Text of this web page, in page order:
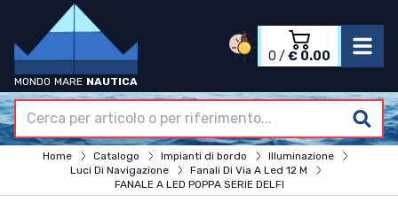
MONDO MARE NAUTICA
0 / € 0.00
Accedi
Home
Azienda
Catalogo
Home Catalogo Impianti di bordo
Illuminazione
Luci Di Navigazione
Fanali Di Via A Led 12 M
FANALE A LED POPPA SERIE DELFI